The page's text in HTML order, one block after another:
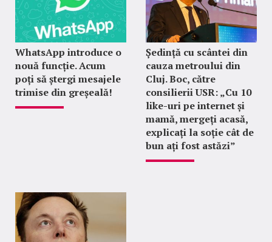
WhatsApp introduce o
nouă funcție. Acum
poți să ștergi mesajele
trimise din greșeală!
Ședință cu scântei din
cauza metroului din
Cluj. Boc, către
consilierii USR: „Cu 10
like-uri pe internet și
mamă, mergeți acasă,
explicați la soție cât de
bun ați fost astăzi”